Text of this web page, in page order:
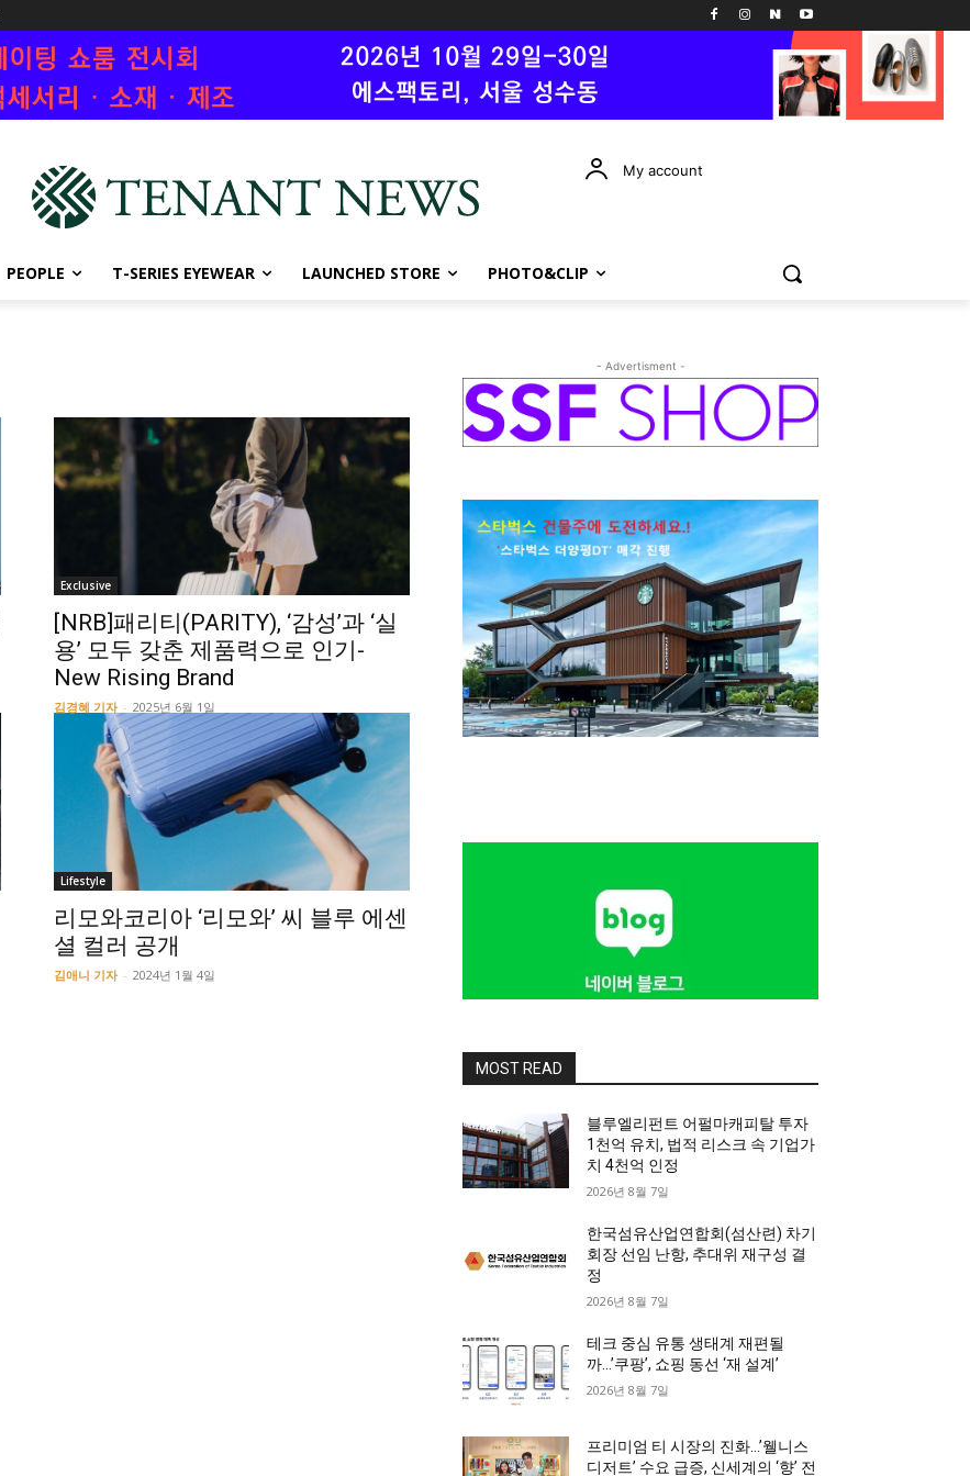
My account
PEOPLE T-SERIES EYEWEAR LAUNCHED STORE PHOTO&CLIP
Exclusive
[NRB]패리티(PARITY), ‘감성’과 ‘실
용’ 모두 갖춘 제품력으로 인기-
New Rising Brand
김경혜 기자 - 2025년 6월 1일
Lifestyle
리모와코리아 ‘리모와’ 씨 블루 에센
셜 컬러 공개
김애니 기자 - 2024년 1월 4일
- Advertisment -
MOST READ
블루엘리펀트 어펄마캐피탈 투자
1천억 유치, 법적 리스크 속 기업가
치 4천억 인정
2026년 8월 7일
한국섬유산업연합회(섬산련) 차기
회장 선임 난항, 추대위 재구성 결
정
2026년 8월 7일
테크 중심 유통 생태계 재편될
까…’쿠팡’, 쇼핑 동선 ‘재 설계’
2026년 8월 7일
프리미엄 티 시장의 진화…’웰니스
디저트’ 수요 급증, 신세계의 ‘향’ 전